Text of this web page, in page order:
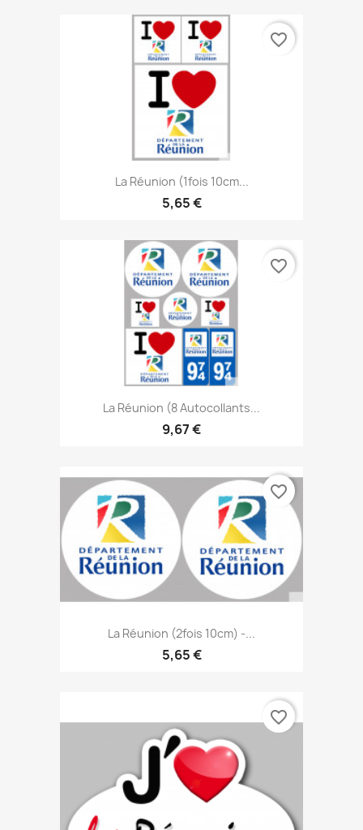
La Réunion (1fois 10cm...
5,65 €
favorite_border
La Réunion (8 Autocollants...
9,67 €
favorite_border
La Réunion (2fois 10cm) -...
5,65 €
favorite_border
favorite_border